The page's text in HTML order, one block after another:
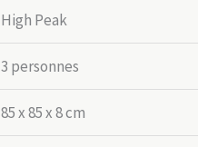
High Peak
3 personnes
85 x 85 x 8 cm